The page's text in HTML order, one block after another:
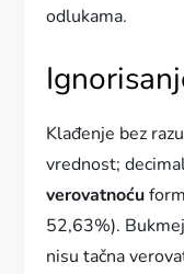
odlukama.
Klađenje bez
vrednost;
verovatnoću
52,63%).
nisu tačna